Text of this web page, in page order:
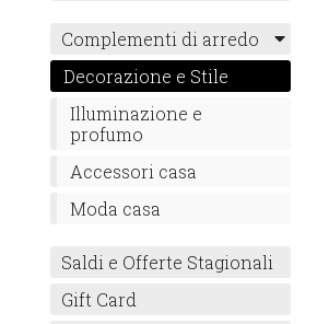
Complementi di arredo
Decorazione e Stile
Illuminazione e
profumo
Accessori casa
Moda casa
Saldi e Offerte Stagionali
Gift Card